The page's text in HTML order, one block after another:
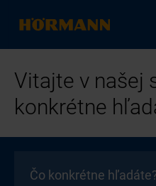
Vitajte v našej
konkrétne